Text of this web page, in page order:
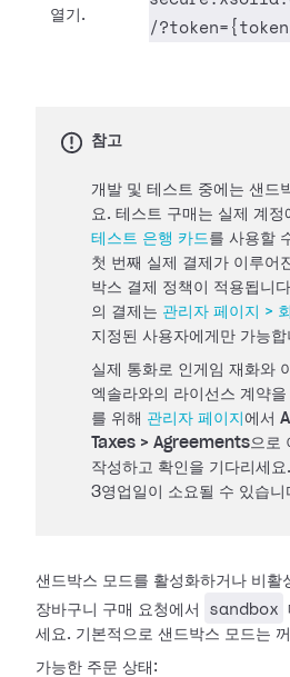
열기.
/
참고
개발 및 테스트 중에는 샌드
요. 테스트 구매는 실제 계
테스트 은행 카드를 사용할
첫 번째 실제 결제가 이루어
박스 결제 정책이 적용됩니
의 결제는 관리자 페이지 >
지정된 사용자에게만 가능합
실제 통화로 인게임 재화와
엑솔라와의 라이선스 계약을
를 위해 관리자 페이지 에서
Taxes > Agreements으로
작성하고 확인을 기다리세
3영업일이 소요될 수 있습니
샌드박스 모드를 활성화하거나 비활
장바구니 구매 요청에서
sandbox
세요. 기본적으로 샌드박스 모드는
가능한 주문 상태: